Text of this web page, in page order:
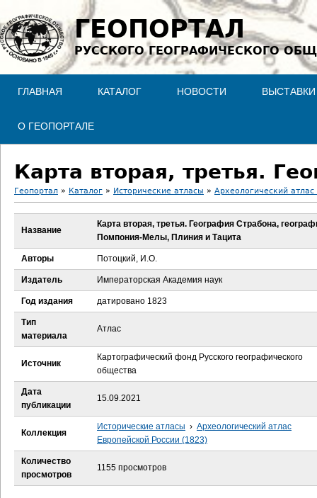
Jump to navigation
ГЕОПОРТАЛ
РУССКОГО ГЕОГРАФИЧЕСКОГО
ГЛАВНАЯ КАТАЛОГ НОВОСТИ ВЫСТАВКИ
О ГЕОПОРТАЛЕ
В
з
д
е
с
ь
Геопортал » Каталог » Исторические атласы » Археологический
Название
Карта вторая, третья. География Страбона,
Помпония-Мелы, Плиния и Тацита
Авторы Потоцкий, И.О.
Издатель Императорская Академия наук
Год издания датировано 1823
Тип
материала
Атлас
Источник
Картографический фонд Русского географического
общества
Дата
публикации
15.09.2021
Коллекция
Исторические атласы › Археологический атлас
Европейской России (1823)
Количество
просмотров
1155 просмотров